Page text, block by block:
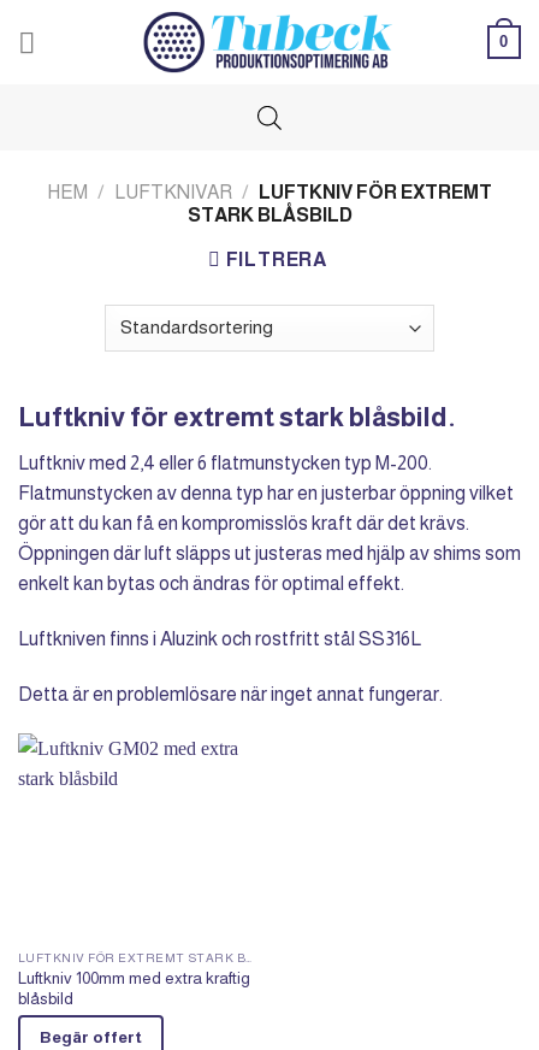
0
HEM / LUFTKNIVAR /
LUFTKNIV FÖR EXTREMT
STARK BLÅSBILD
FILTRERA
Luftkniv för extremt stark blåsbild.
Luftkniv med 2,4 eller 6 flatmunstycken typ M-200.
Flatmunstycken av denna typ har en justerbar öppning vilket
gör att du kan få en kompromisslös kraft där det krävs.
Öppningen där luft släpps ut justeras med hjälp av shims som
enkelt kan bytas och ändras för optimal effekt.
Luftkniven finns i Aluzink och rostfritt stål SS316L
Detta är en problemlösare när inget annat fungerar.
Luftkniv 100mm med extra kraftig
blåsbild
Begär offert